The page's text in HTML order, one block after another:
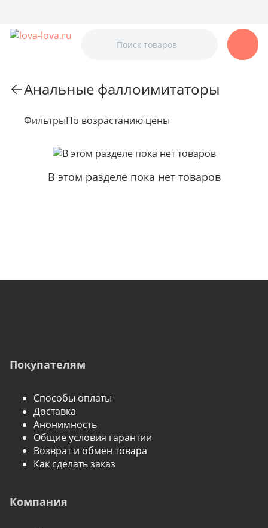
Анальные фаллоимитаторы
ФильтрыПо возрастанию цены
В этом разделе пока нет товаров
Покупателям
Способы оплаты
Доставка
Анонимность
Общие условия гарантии
Возврат и обмен товара
Как сделать заказ
Компания